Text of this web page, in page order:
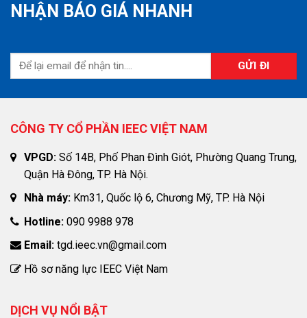
NHẬN BÁO GIÁ NHANH
CÔNG TY CỔ PHẦN IEEC VIỆT NAM
VPGD: Số 14B, Phố Phan Đình Giót, Phường Quang Trung,
Quận Hà Đông, TP. Hà Nội.
Nhà máy: Km31, Quốc lộ 6, Chương Mỹ, TP. Hà Nội
Hotline: 090 9988 978
Email: tgd.ieec.vn@gmail.com
Hồ sơ năng lực IEEC Việt Nam
DỊCH VỤ NỔI BẬT